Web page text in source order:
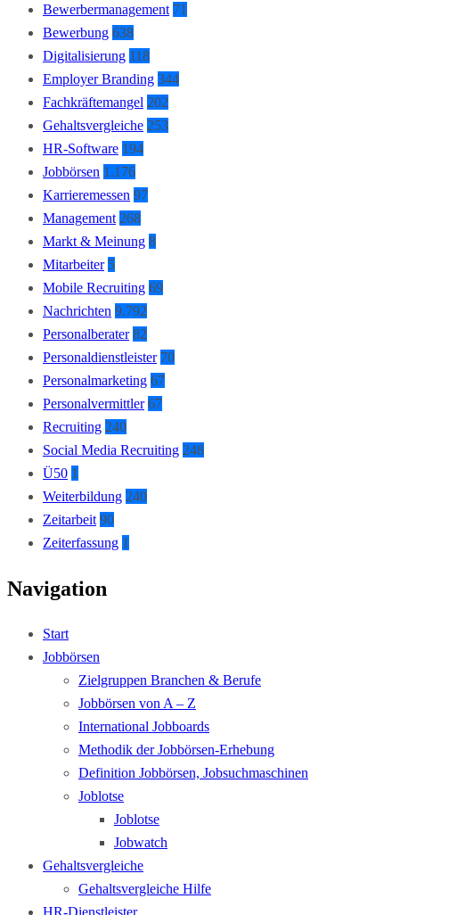
Bewerbermanagement 71
Bewerbung 638
Digitalisierung 118
Employer Branding 344
Fachkräftemangel 202
Gehaltsvergleiche 253
HR-Software 194
Jobbörsen 1.176
Karrieremessen 97
Management 268
Markt & Meinung 8
Mitarbeiter 5
Mobile Recruiting 69
Nachrichten 9.792
Personalberater 82
Personaldienstleister 70
Personalmarketing 67
Personalvermittler 67
Recruiting 240
Social Media Recruiting 248
Ü50 1
Weiterbildung 240
Zeitarbeit 90
Zeiterfassung 1
Navigation
Start
Jobbörsen
Zielgruppen Branchen & Berufe
Jobbörsen von A – Z
International Jobboards
Methodik der Jobbörsen-Erhebung
Definition Jobbörsen, Jobsuchmaschinen
Joblotse
Joblotse
Jobwatch
Gehaltsvergleiche
Gehaltsvergleiche Hilfe
HR-Dienstleister